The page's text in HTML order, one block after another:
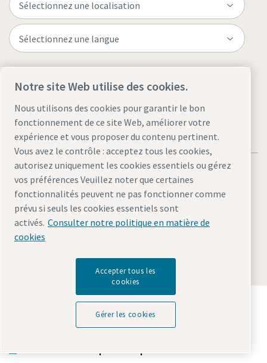
Mentions légales et politique de confidentialité
Gérer les cookies
© 2026 Atlas Copco
Découvrez comment le groupe Atlas Copco met en
œuvre une technologie qui transforme l'avenir.
Visitez le site Web Atlas Copco Group
Notre site Web utilise des cookies.
Nous utilisons des cookies pour garantir le bon
fonctionnement de ce site Web, améliorer votre
expérience et vous proposer du contenu pertinent.
Vous avez le contrôle : acceptez tous les cookies,
autorisez uniquement les cookies essentiels ou gérez
vos préférences Veuillez noter que certaines
fonctionnalités peuvent ne pas fonctionner comme
prévu si seuls les cookies essentiels sont
activés. Consulter notre politique en matière de
cookies
Accepter tous les
cookies
Gérer les cookies